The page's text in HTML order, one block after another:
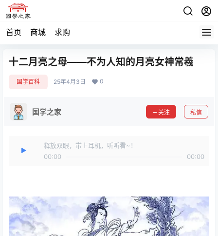
首页 商城 求购
十二月亮之母——不为人知的月亮女神常羲
国学百科 25年4月3日 0
国学之家 关注 私信
释放双眼，带上耳机，听听看~！
00:00
00:00